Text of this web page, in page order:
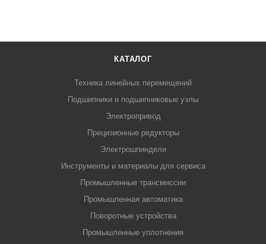
КАТАЛОГ
Техника линейных перемещений
Подшипники и подшипниковые узлы
Электропривод
Прецизионные редукторы
Электрошпиндели
Инструменты и материалы для сервиса
Промышленные трансмиссии
Промышленная автоматика
Поворотные устройства
Промышленные уплотнения